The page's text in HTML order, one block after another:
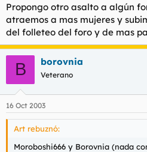
Propongo otro asalto a algún
atraemos a mas mujeres y
del folleteo del foro y de mas
B borovnia
Veterano
16 Oct 2003
Art rebuznó:
Moroboshi666 y Borovnia (nada